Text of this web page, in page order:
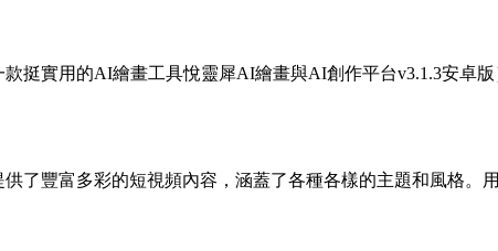
挺實用的AI繪畫工具悅靈犀AI繪畫與AI創作平台v3.1.3安卓
了豐富多彩的短視頻內容，涵蓋了各種各樣的主題和風格